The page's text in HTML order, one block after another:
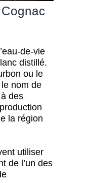
de-vie
distillé.
ou le
nom de
des
la région
utiliser
de l’un des